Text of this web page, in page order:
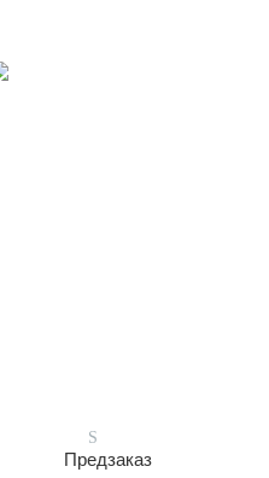
Предзаказ